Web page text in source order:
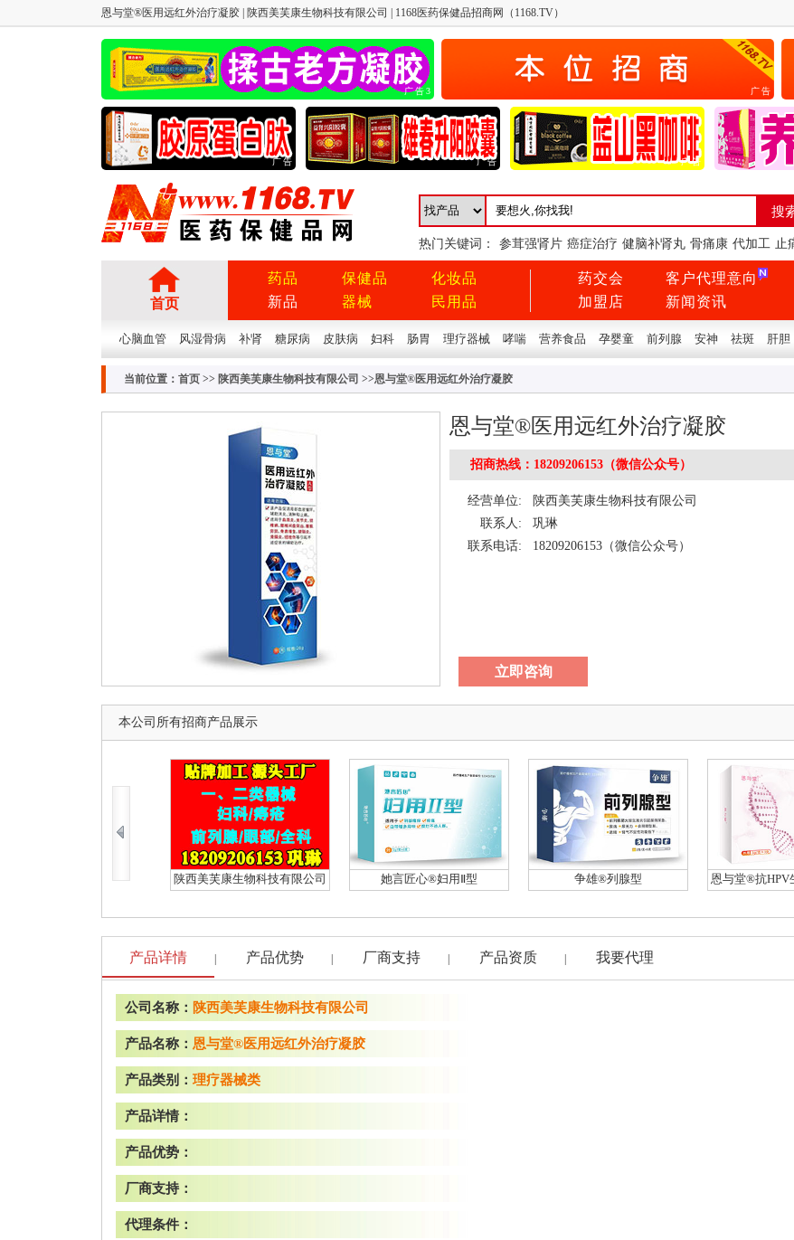
恩与堂®医用远红外治疗凝胶 | 陕西美芙康生物科技有限公司 | 1168医药保健品招商网（1168.TV）
广告3 广告
广告 广告 广告
热门关键词： 参茸强肾片 癌症治疗 健脑补肾丸 骨痛康 代加工 止
首页
药品
新品
保健品
器械
化妆品
民用品
药交会
加盟店
客户代理意向
新闻资讯
心脑血管 风湿骨病 补肾 糖尿病 皮肤病 妇科 肠胃 理疗器械 哮喘 营养食品 孕婴童 前列腺 安神 祛斑 肝胆
当前位置： 首页 >> 陕西美芙康生物科技有限公司 >>恩与堂®医用远红外治疗凝胶
恩与堂®医用远红外治疗凝胶
招商热线：18209206153（微信公众号）
经营单位:
陕西美芙康生物科技有限公司
联系人:
巩琳
联系电话:
18209206153（微信公众号）
立即咨询
本公司所有招商产品展示
陕西美芙康生物科技有限公司 她言匠心®妇用Ⅱ型 争雄®列腺型 恩与堂®抗HPV
产品详情 产品优势 厂商支持 产品资质 我要代理
公司名称： 陕西美芙康生物科技有限公司
产品名称： 恩与堂®医用远红外治疗凝胶
产品类别： 理疗器械类
产品详情：
产品优势：
厂商支持：
代理条件：